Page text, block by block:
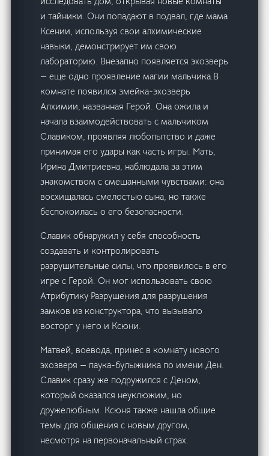
и тайники. Они попадают в подвал, где мама
Ксении, используя свои алхимические
навыки, демонстрирует им свою
лабораторию. Внезапно появляется эхозверь
— еще одно проявление магии мальчика.В
комнате появился змейка-эхозверь
Алхимии, названная Герой. Она ожила и
начала взаимодействовать с мальчиком
Славиком, проявляя любопытство и даже
принимая его удары как часть игры. Мать,
Ирина Дмитриевна, наблюдала за этим
знакомством с смешанными чувствами: она
восхищалась смелостью сына, но также
беспокоилась о его безопасности.
Славик обнаружил у себя способность
создавать и контролировать
разрушительные силы, что проявилось в его
игре с Герой. Он мог использовать свою
Атрибутику Разрушения для разрушения
замков из конструктора, что вызывало
восторг у него и Ксюни.
Матвей, воевода, принес в комнату нового
эхозверя — паука-булыжника по имени Ден.
Славик сразу же подружился с Деном,
который оказался неуклюжим, но
дружелюбным. Ксюня также нашла общие
темы для общения с новым другом,
несмотря на первоначальный страх.